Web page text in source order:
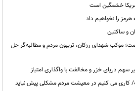
خشمگین است
را نخواهیم داد
و ساکتین
موکب شهدای رزکان، تریبون مردم و مطالبه‌گر حل
سهم دریای خزر و مخالفت با واگذاری امتیاز
کاری می کنیم در معیشت مردم مشکلی پیش نیاید